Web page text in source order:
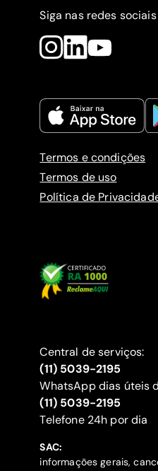
Siga nas redes sociais
Termos e condições
Termos de uso
Política de
Central de serviços:
(11) 5039-2195
WhatsApp dias úteis
(11) 5039-2195
‍Telefone 24h por dia
SAC:
informações gerais,